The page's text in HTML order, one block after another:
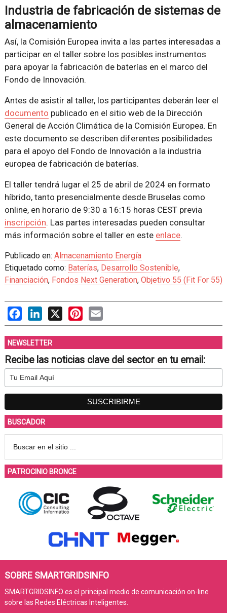
Industria de fabricación de sistemas de
almacenamiento
Así, la Comisión Europea invita a las partes interesadas a
participar en el taller sobre los posibles instrumentos
para apoyar la fabricación de baterías en el marco del
Fondo de Innovación.
Antes de asistir al taller, los participantes deberán leer el
documento publicado en el sitio web de la Dirección
General de Acción Climática de la Comisión Europea. En
este documento se describen diferentes posibilidades
para el apoyo del Fondo de Innovación a la industria
europea de fabricación de baterías.
El taller tendrá lugar el 25 de abril de 2024 en formato
híbrido, tanto presencialmente desde Bruselas como
online, en horario de 9:30 a 16:15 horas CEST previa
inscripción. Las partes interesadas pueden consultar
más información sobre el taller en este enlace.
Publicado en: Almacenamiento Energía
Etiquetado como: Baterías, Desarrollo Sostenible,
Financiación, Fondos Next Generation, Objetivo 55 (Fit For 55)
FacebookLinkedIn
X PinterestEmail
NEWSLETTER
Recibe las noticias clave del sector en tu email:
BUSCADOR
PATROCINIO BRONCE
SOBRE SMARTGRIDSINFO
SMARTGRIDSINFO es el principal medio de comunicación on-line
sobre las Redes Eléctricas Inteligentes.